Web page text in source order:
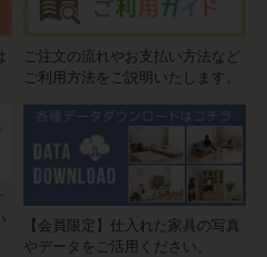
ご注文の流れやお支払い方法など
ご利用方法をご説明いたします。
【会員限定】仕入れた家具の写真
やデータをご活用ください。